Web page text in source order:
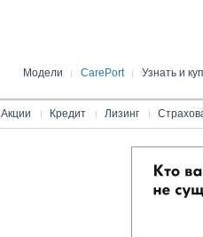
Модели
Новый Caddy
CarePort
Акции
Узнать и
Специальные
Конфигуратор
Акции Кредит Лизинг